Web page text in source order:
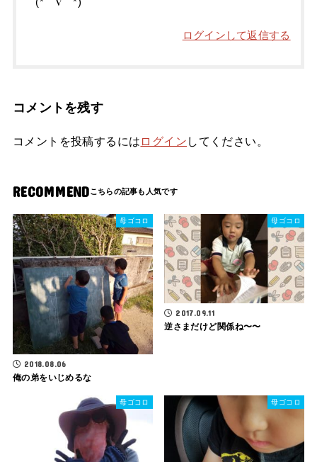
ログインして返信する
コメントを残す
コメントを投稿するには ログイン してください。
RECOMMEND
母ゴコロ
2018.08.06
俺の弟をいじめるな
母ゴコロ
2017.09.11
逆さまだけど関係ね〜〜
母ゴコロ 母ゴコロ